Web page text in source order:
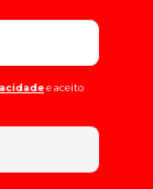
e aceito